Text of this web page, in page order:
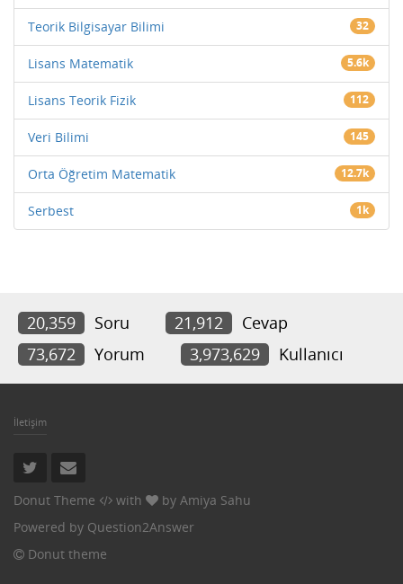
Teorik Bilgisayar Bilimi 32
Lisans Matematik 5.6k
Lisans Teorik Fizik 112
Veri Bilimi 145
Orta Öğretim Matematik 12.7k
Serbest 1k
20,359 Soru 21,912
Cevap
73,672
Yorum 3,973,629 Kullanıcı
İletişim
Donut Theme with by Amiya Sahu
Powered by Question2Answer
Donut theme